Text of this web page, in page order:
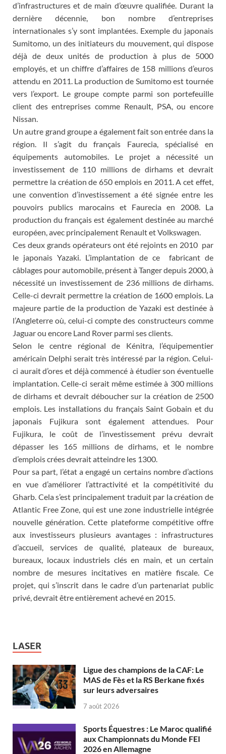
d’infrastructures et de main d’œuvre qualifiée. Durant la
dernière décennie, bon nombre d’entreprises
internationales s’y sont implantées. Exemple du japonais
Sumitomo, un des initiateurs du mouvement, qui dispose
déjà de deux unités de production à plus de 5000
employés, et un chiffre d’affaires de 158 millions d’euros
attendu en 2011. La production de Sumitomo est tournée
vers l’export. Le groupe compte parmi son portefeuille
client des entreprises comme Renault, PSA, ou encore
Nissan.
Un autre grand groupe a également fait son entrée dans la
région. Il s’agit du français Faurecia, spécialisé en
équipements automobiles. Le projet a nécessité un
investissement de 110 millions de dirhams et devrait
permettre la création de 650 emplois en 2011. A cet effet,
une convention d’investissement a été signée entre les
pouvoirs publics marocains et Faurecia en 2008. La
production du français est également destinée au marché
européen, avec principalement Renault et Volkswagen.
Ces deux grands opérateurs ont été rejoints en 2010 par
le japonais Yazaki. L’implantation de ce fabricant de
câblages pour automobile, présent à Tanger depuis 2000, à
nécessité un investissement de 236 millions de dirhams.
Celle-ci devrait permettre la création de 1600 emplois. La
majeure partie de la production de Yazaki est destinée à
l’Angleterre où, celui-ci compte des constructeurs comme
Jaguar ou encore Land Rover parmi ses clients.
Selon le centre régional de Kénitra, l’équipementier
américain Delphi serait très intéressé par la région. Celui-
ci aurait d’ores et déjà commencé à étudier son éventuelle
implantation. Celle-ci serait même estimée à 300 millions
de dirhams et devrait déboucher sur la création de 2500
emplois. Les installations du français Saint Gobain et du
japonais Fujikura sont également attendues. Pour
Fujikura, le coût de l’investissement prévu devrait
dépasser les 165 millions de dirhams, et le nombre
d’emplois crées devrait atteindre les 1300.
Pour sa part, l’état a engagé un certains nombre d’actions
en vue d’améliorer l’attractivité et la compétitivité du
Gharb. Cela s’est principalement traduit par la création de
Atlantic Free Zone, qui est une zone industrielle intégrée
nouvelle génération. Cette plateforme compétitive offre
aux investisseurs plusieurs avantages : infrastructures
d’accueil, services de qualité, plateaux de bureaux,
bureaux, locaux industriels clés en main, et un certain
nombre de mesures incitatives en matière fiscale. Ce
projet, qui s’inscrit dans le cadre d’un partenariat public
privé, devrait être entièrement achevé en 2015.
LASER
Ligue des champions de la CAF: Le
MAS de Fès et la RS Berkane fixés
sur leurs adversaires
7 août 2026
Sports Équestres : Le Maroc qualifié
aux Championnats du Monde FEI
2026 en Allemagne